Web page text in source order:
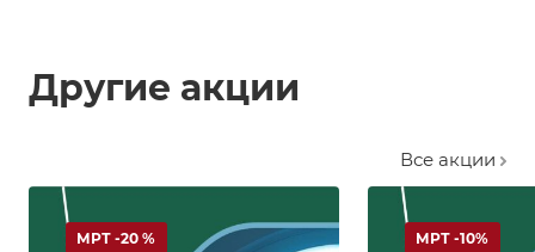
Другие акции
Все акции
МРТ -20 % МРТ -10%